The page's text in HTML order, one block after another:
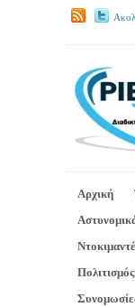
Αρχική
Πολιτισμός